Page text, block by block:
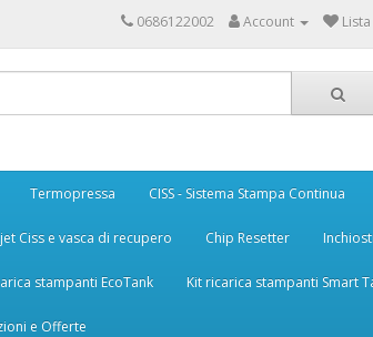
0686122002 Account
Termopressa CISS - Sistema Stampa Continua
Ciss e vasca di recupero Chip Resetter
stampanti EcoTank Kit ricarica stampanti Smart
e Offerte